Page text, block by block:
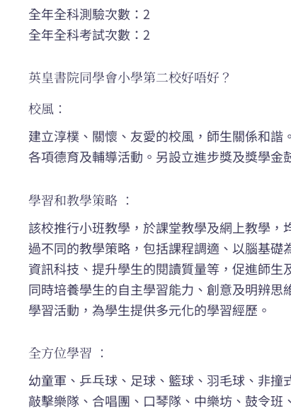
全年全科測驗次數：2
全年全科考試次數：2
英皇書院同學會小學第二校好唔好？
校風：
建立淳樸、關懷、友愛的校風，師生關係和
各項德育及輔導活動。另設立進步獎及獎學金
學習和教學策略 ：
該校推行小班教學，於課堂教學及網上教學，
過不同的教學策略，包括課程調適、以腦基礎
資訊科技、提升學生的閱讀質量等，促進師
同時培養學生的自主學習能力、創意及明辨
學習活動，為學生提供多元化的學習經歷。
全方位學習 ：
幼童軍、乒乓球、足球、籃球、羽毛球、非撞
敲擊樂隊、合唱團、口琴隊、中樂坊、鼓令